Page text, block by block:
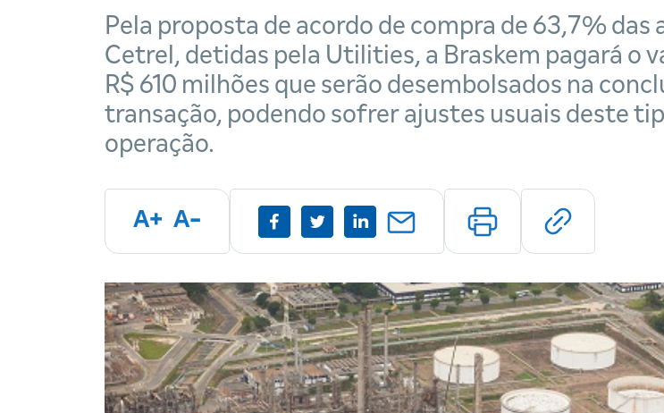
Pela proposta de acordo de compra de 63,7% das
Cetrel, detidas pela Utilities, a Braskem pagará o
R$ 610 milhões que serão desembolsados na
transação, podendo sofrer ajustes usuais deste
operação.
A+ A-